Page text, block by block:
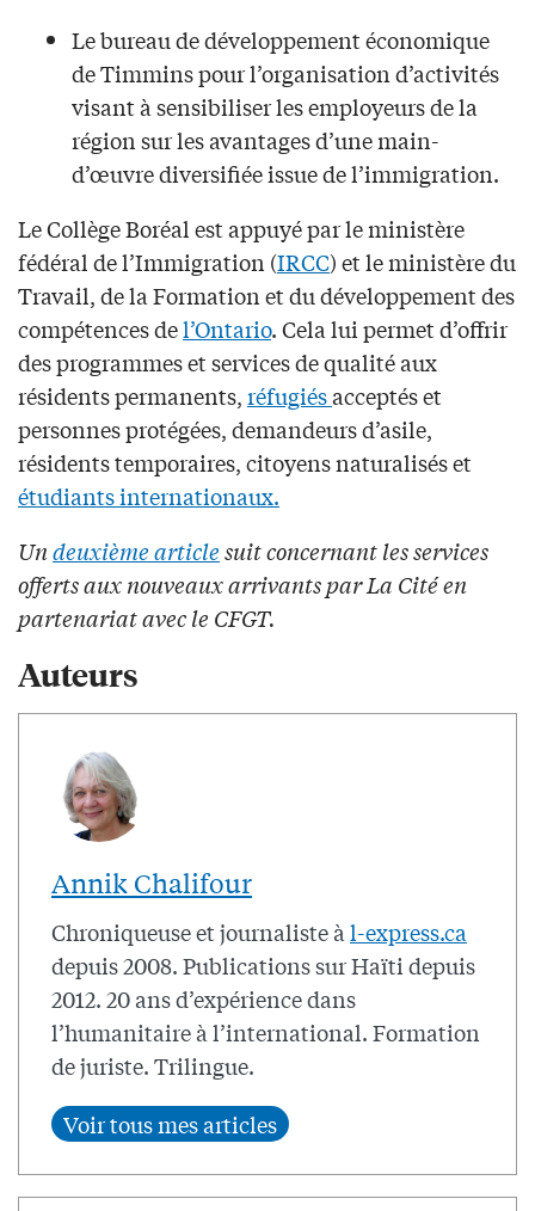
Le bureau de développement économique
de Timmins pour l’organisation d’activités
visant à sensibiliser les employeurs de la
région sur les avantages d’une main-
d’œuvre diversifiée issue de l’immigration.
Le Collège Boréal est appuyé par le ministère
fédéral de l’Immigration (IRCC) et le ministère du
Travail, de la Formation et du développement des
compétences del’Ontario. Cela lui permet d’offrir
des programmes et services de qualité aux
résidents permanents,réfugiésacceptés et
personnes protégées, demandeurs d’asile,
résidents temporaires, citoyens naturalisés et
étudiants internationaux.
Undeuxième articlesuit concernant les services
offerts aux nouveaux arrivants par La Cité en
partenariat avec le CFGT.
Auteurs
Annik Chalifour
Chroniqueuse et journaliste à l-express.ca
depuis 2008. Publications sur Haïti depuis
2012. 20 ans d’expérience dans
l’humanitaire à l’international. Formation
de juriste. Trilingue.